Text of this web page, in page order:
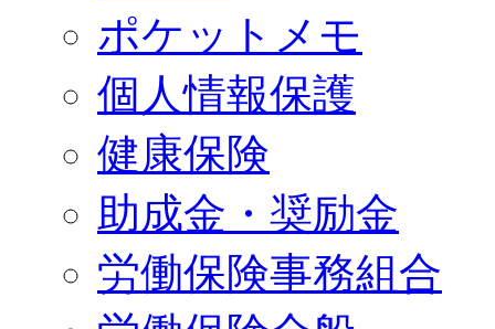
ポケットメモ
個人情報保護
健康保険
助成金・奨励金
労働保険事務組合